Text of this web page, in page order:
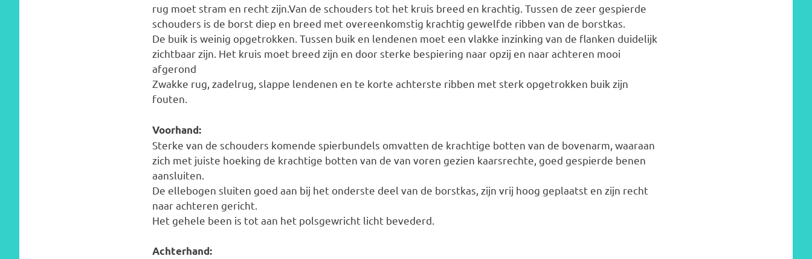
rug moet stram en recht zijn.Van de schouders tot het kruis breed en krachtig. Tussen de zeer gespierde
schouders is de borst diep en breed met overeenkomstig krachtig gewelfde ribben van de borstkas.
De buik is weinig opgetrokken. Tussen buik en lendenen moet een vlakke inzinking van de flanken duidelijk
zichtbaar zijn. Het kruis moet breed zijn en door sterke bespiering naar opzij en naar achteren mooi
afgerond
Zwakke rug, zadelrug, slappe lendenen en te korte achterste ribben met sterk opgetrokken buik zijn
fouten.
Voorhand:
Sterke van de schouders komende spierbundels omvatten de krachtige botten van de bovenarm, waaraan
zich met juiste hoeking de krachtige botten van de van voren gezien kaarsrechte, goed gespierde benen
aansluiten.
De ellebogen sluiten goed aan bij het onderste deel van de borstkas, zijn vrij hoog geplaatst en zijn recht
naar achteren gericht.
Het gehele been is tot aan het polsgewricht licht bevederd.
Achterhand: